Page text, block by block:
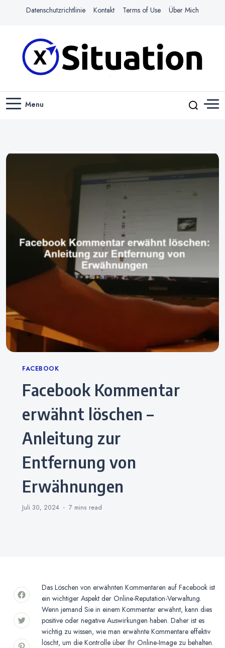
Datenschutzrichtlinie Kontakt Terms of Use Über Mich
X-SITUATION
Menu
Categories
FACEBOOK
Facebook Kommentar
erwähnt löschen –
Anleitung zur
Entfernung von
Erwähnungen
Juli 30, 2024 7 mins read
Das Löschen von erwähnten Kommentaren auf Facebook ist
ein wichtiger Aspekt der Online-Reputation-Verwaltung.
Wenn jemand Sie in einem Kommentar erwähnt, kann dies
positive oder negative Auswirkungen haben. Daher ist es
wichtig zu wissen, wie man erwähnte Kommentare effektiv
löscht, um die Kontrolle über Ihr Online-Image zu behalten.